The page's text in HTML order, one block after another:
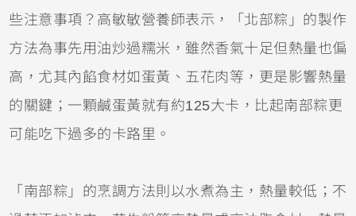
些注意事項？高敏敏營養師表示，「北部粽」的製作
方法為事先用油炒過糯米，雖然香氣十足但熱量也偏
高，尤其內餡食材如蛋黃、五花肉等，更是影響熱量
的關鍵；一顆鹹蛋黃就有約125大卡，比起南部粽更
可能吃下過多的卡路里。
「南部粽」的烹調方法則以水煮為主，熱量較低；不